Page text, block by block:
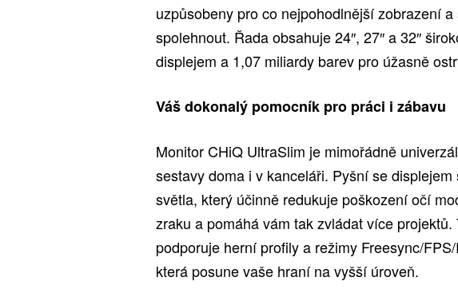
uzpůsobeny pro co nejpohodlnější zobrazení
spolehnout. Řada obsahuje 24″, 27″ a 32″
displejem a 1,07 miliardy barev pro úžasně
Váš dokonalý pomocník pro práci i zábavu
Monitor CHiQ UltraSlim je mimořádně
sestavy doma i v kanceláři. Pyšní se
světla, který účinně redukuje poškození očí
zraku a pomáhá vám tak zvládat více
podporuje herní profily a režimy Freesync/
která posune vaše hraní na vyšší úroveň.